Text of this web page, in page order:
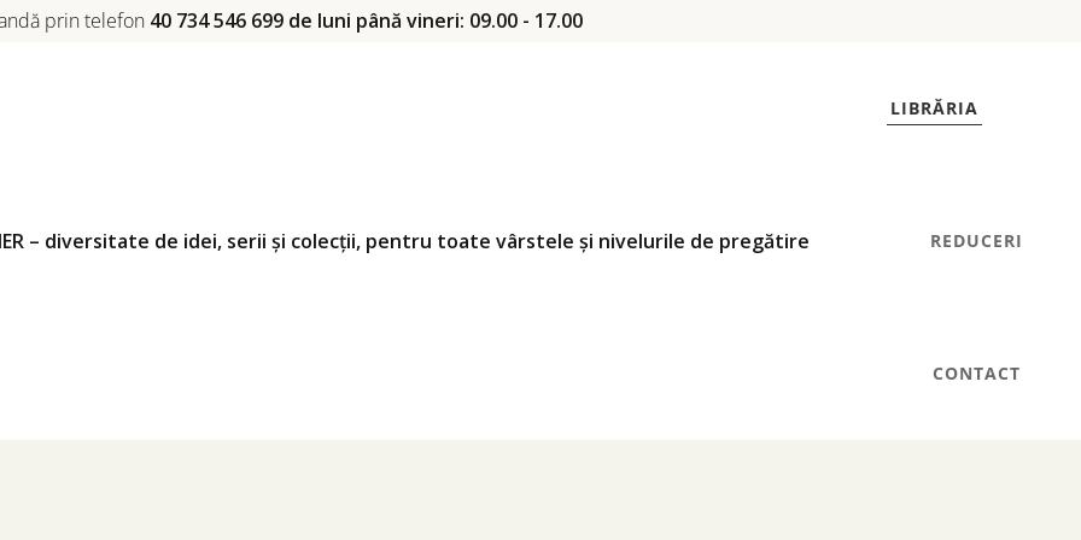
prin telefon 40 734 546 699 de luni până vineri: 09.00 - 17.00
LIBRĂRIA
REDUCERI
CONTACT